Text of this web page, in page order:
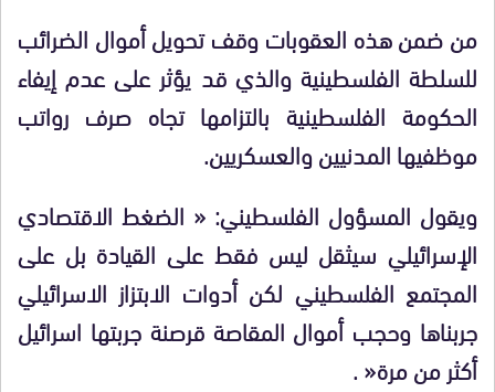
من ضمن هذه العقوبات وقف تحويل أموال الضرائب
للسلطة الفلسطينية والذي قد يؤثر على عدم إيفاء
الحكومة الفلسطينية بالتزامها تجاه صرف رواتب
موظفيها المدنيين والعسكريين.
ويقول المسؤول الفلسطيني: « الضغط الاقتصادي
الإسرائيلي سيثقل ليس فقط على القيادة بل على
المجتمع الفلسطيني لكن أدوات الابتزاز الاسرائيلي
جربناها وحجب أموال المقاصة قرصنة جربتها اسرائيل
أكثر من مرة« .